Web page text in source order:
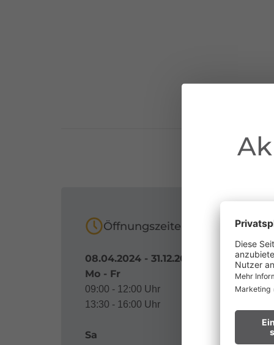
Öffnungszeiten
08.04.2024 - 31.12.2030
Mo - Fr
09:00 - 12:00 Uhr
13:30 - 16:00 Uhr
Sa
Wir
Hinweis